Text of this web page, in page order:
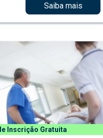
Saiba mais
Inscrição Gratuita